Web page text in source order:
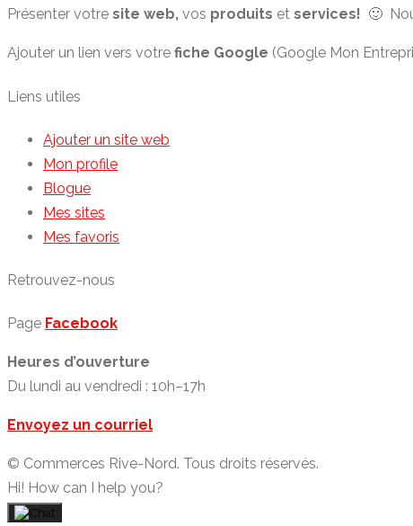
Présenter votre site web, vos produits et services! 🙂
Ajouter un lien vers votre fiche Google (Google Mon
Liens utiles
Ajouter un site web
Mon profile
Blogue
Mes sites
Mes favoris
Retrouvez-nous
Page Facebook
Heures d’ouverture
Du lundi au vendredi : 10h–17h
Envoyez un courriel
© Commerces Rive-Nord. Tous droits réservés.
Hi! How can I help you?